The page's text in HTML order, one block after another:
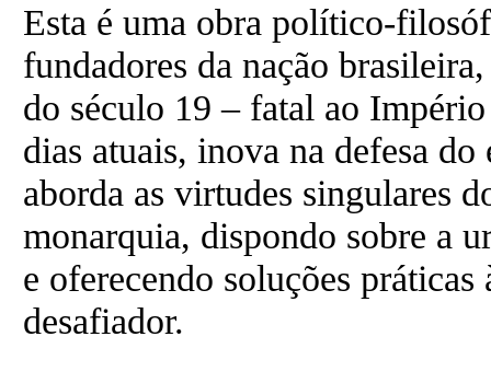
Esta é uma obra político-
fundadores da nação
do século 19 – fatal ao
dias atuais, inova na defesa
aborda as virtudes singulares
monarquia, dispondo sobre a
e oferecendo soluções
desafiador.